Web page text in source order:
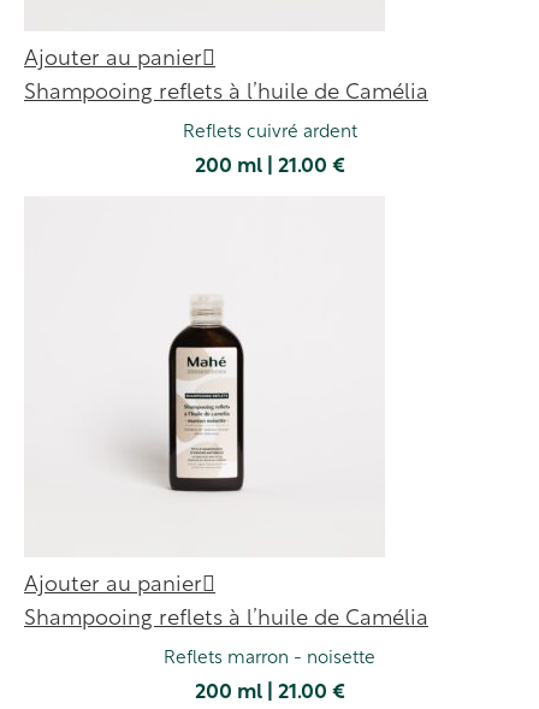
Ajouter au panier
Shampooing reflets à l’huile de Camélia
Reflets cuivré ardent
200 ml | 21.00 €
Ajouter au panier
Shampooing reflets à l’huile de Camélia
Reflets marron - noisette
200 ml | 21.00 €